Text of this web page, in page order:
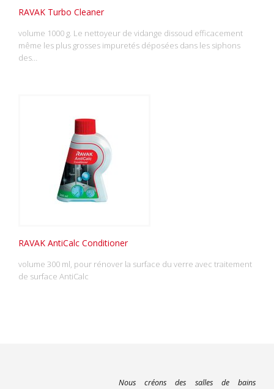
RAVAK Turbo Cleaner
volume 1000 g. Le nettoyeur de vidange dissoud efficacement
même les plus grosses impuretés déposées dans les siphons
des…
RAVAK AntiCalc Conditioner
volume 300 ml, pour rénover la surface du verre avec traitement
de surface AntiCalc
Nous créons des salles de bains